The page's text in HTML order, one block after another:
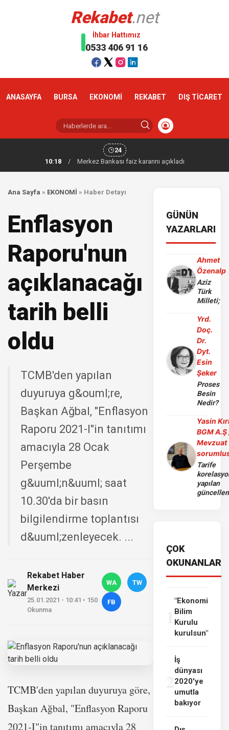
Rekabet.net
İhbar Hattımız
0533 406 91 16
ANASAYFA BURSA EKONOMİ REKABET DIŞ TİCARET
24
10:18
/ Merkez Bankası faiz kararını açıkladı
Ana Sayfa » EKONOMİ » Haber Detayı
Enflasyon
Raporu'nun
açıklanacağı
tarih belli
oldu
TCMB'den yapılan
duyuruya g&ouml;re,
Başkan Ağbal, "Enflasyon
Raporu 2021-I"in tanıtımı
amacıyla 28 Ocak
Perşembe
g&uuml;n&uuml; saat
10.30'da bir basın
bilgilendirme toplantısı
d&uuml;zenleyecek. ...
Rekabet Haber
Merkezi
25.01.2021 - 10:41 • 150
Okunma
WA TW
FB
TCMB'den yapılan duyuruya göre,
Başkan Ağbal, "Enflasyon Raporu
2021-I"in tanıtımı amacıyla 28
GÜNÜN
YAZARLARI
Ahmet
Özenalp
Aziz
Türk
Milleti;
Yrd.
Doç.
Dr.
Dyt.
Esin
Şeker
Proses
Besin
Nedir?
Yasin
BGM A.Ş
Mevzuat
Tarife
yapılan
ÇOK
OKUNANLAR
"Ekonomi
Bilim
Kurulu
kurulsun"
İş
dünyası
2020'ye
umutla
bakıyor